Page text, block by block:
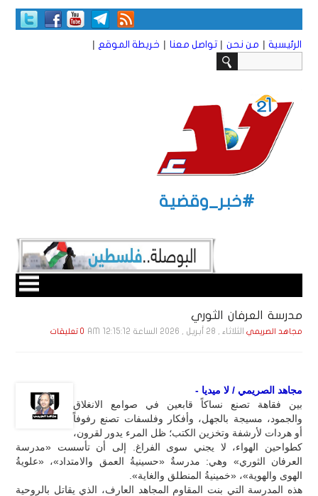
الرئيسية | من نحن | تواصل معنا | خريطة الموقع |
#خبر_وقضية
مدرسة العرفان الثوري
مجاهد الصريمي الثلاثاء , 28 أبـريـل , 2026 الساعة 12:15:12 AM 0 تعليقات
مجاهد الصريمي / لا ميديا -
بين فقاهة تصنع نساكاً قابعين في صوامع الانغلاق
والجمود، مسيجة بالجهل، وأفكار وفلسفات تصنع رفوفاً
أو هردات لأرشفة وتخزين الكتب؛ ظل المرء يدور لقرون،
كطواحين الهواء، لا يجني سوى الفراغ. إلى أن تأسست «مدرسة
العرفان الثوري» وهي: مدرسةٌ «حسينيةُ العمق والامتداد»، «علويةُ
الهوى والهوية»، «خمينيةُ المنطلق والغاية».
هذه المدرسة التي بنت المقاوم المجاهد العارف، الذي يقاتل بالروحية